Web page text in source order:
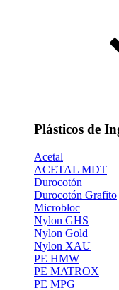
Plásticos de
Acetal
ACETAL MDT
Durocotón
Durocotón Grafito
Microbloc
Nylon GHS
Nylon Gold
Nylon XAU
PE HMW
PE MATROX
PE MPG